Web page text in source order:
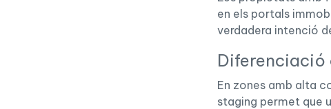
en els portals
verdadera intenció
En zones amb alta
staging permet que